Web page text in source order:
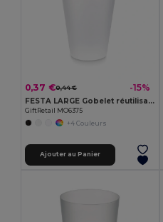
0,37 €0,44 € -15%
FESTA LARGE Gobelet réutilisable 300ml
GiftRetail MO6375
+4 Couleurs
Ajouter au Panier